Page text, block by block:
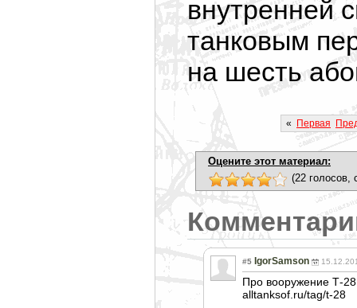
внутренней
танковым
на шесть
« Первая
Оцените этот материал:
(22 голосов,
#5 IgorSamson
Про вооружение Т-
alltanksof.ru/tag/t-28